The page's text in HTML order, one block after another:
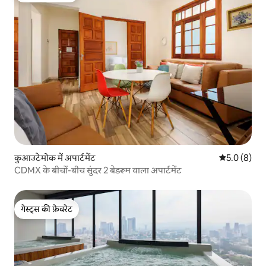
कुआउटेमोक में अपार्टमेंट औसत रेटिंग 5
5.0 (8)
CDMX के बीचों-बीच सुंदर 2 बेडरूम वाला अपार्टमेंट
गेस्ट्स की फ़ेवरेट
गेस्ट्स की फ़ेवरेट